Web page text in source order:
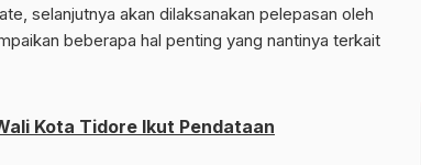
selanjutnya akan dilaksanakan pelepasan oleh
beberapa hal penting yang nantinya terkait
Kota Tidore Ikut Pendataan